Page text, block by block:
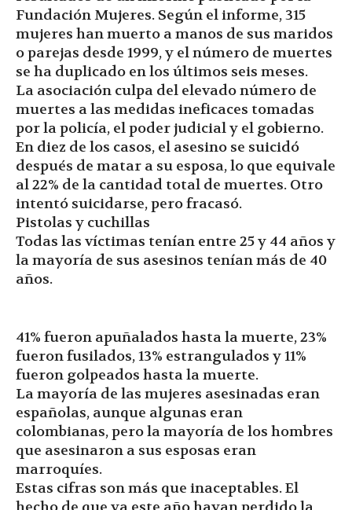
Fundación Mujeres. Según el informe, 315
mujeres han muerto a manos de sus maridos
o parejas desde 1999, y el número de muertes
se ha duplicado en los últimos seis meses.
La asociación culpa del elevado número de
muertes a las medidas ineficaces tomadas
por la policía, el poder judicial y el gobierno.
En diez de los casos, el asesino se suicidó
después de matar a su esposa, lo que equivale
al 22% de la cantidad total de muertes. Otro
intentó suicidarse, pero fracasó.
Pistolas y cuchillas
Todas las víctimas tenían entre 25 y 44 años y
la mayoría de sus asesinos tenían más de 40
años.
41% fueron apuñalados hasta la muerte, 23%
fueron fusilados, 13% estrangulados y 11%
fueron golpeados hasta la muerte.
La mayoría de las mujeres asesinadas eran
españolas, aunque algunas eran
colombianas, pero la mayoría de los hombres
que asesinaron a sus esposas eran
marroquíes.
Estas cifras son más que inaceptables. El